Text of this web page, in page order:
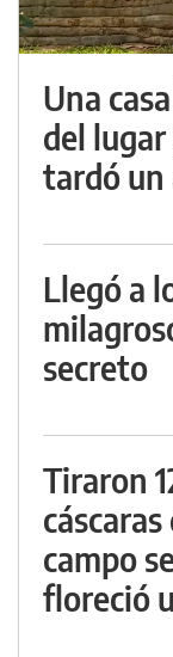
Una
del
tardó un
Llegó a
secreto
Tiraron
campo
floreció